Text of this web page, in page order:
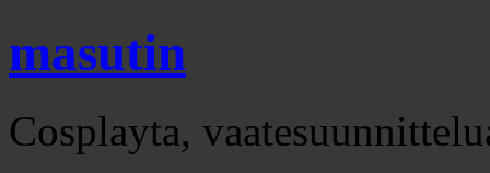
masutin
Cosplayta,